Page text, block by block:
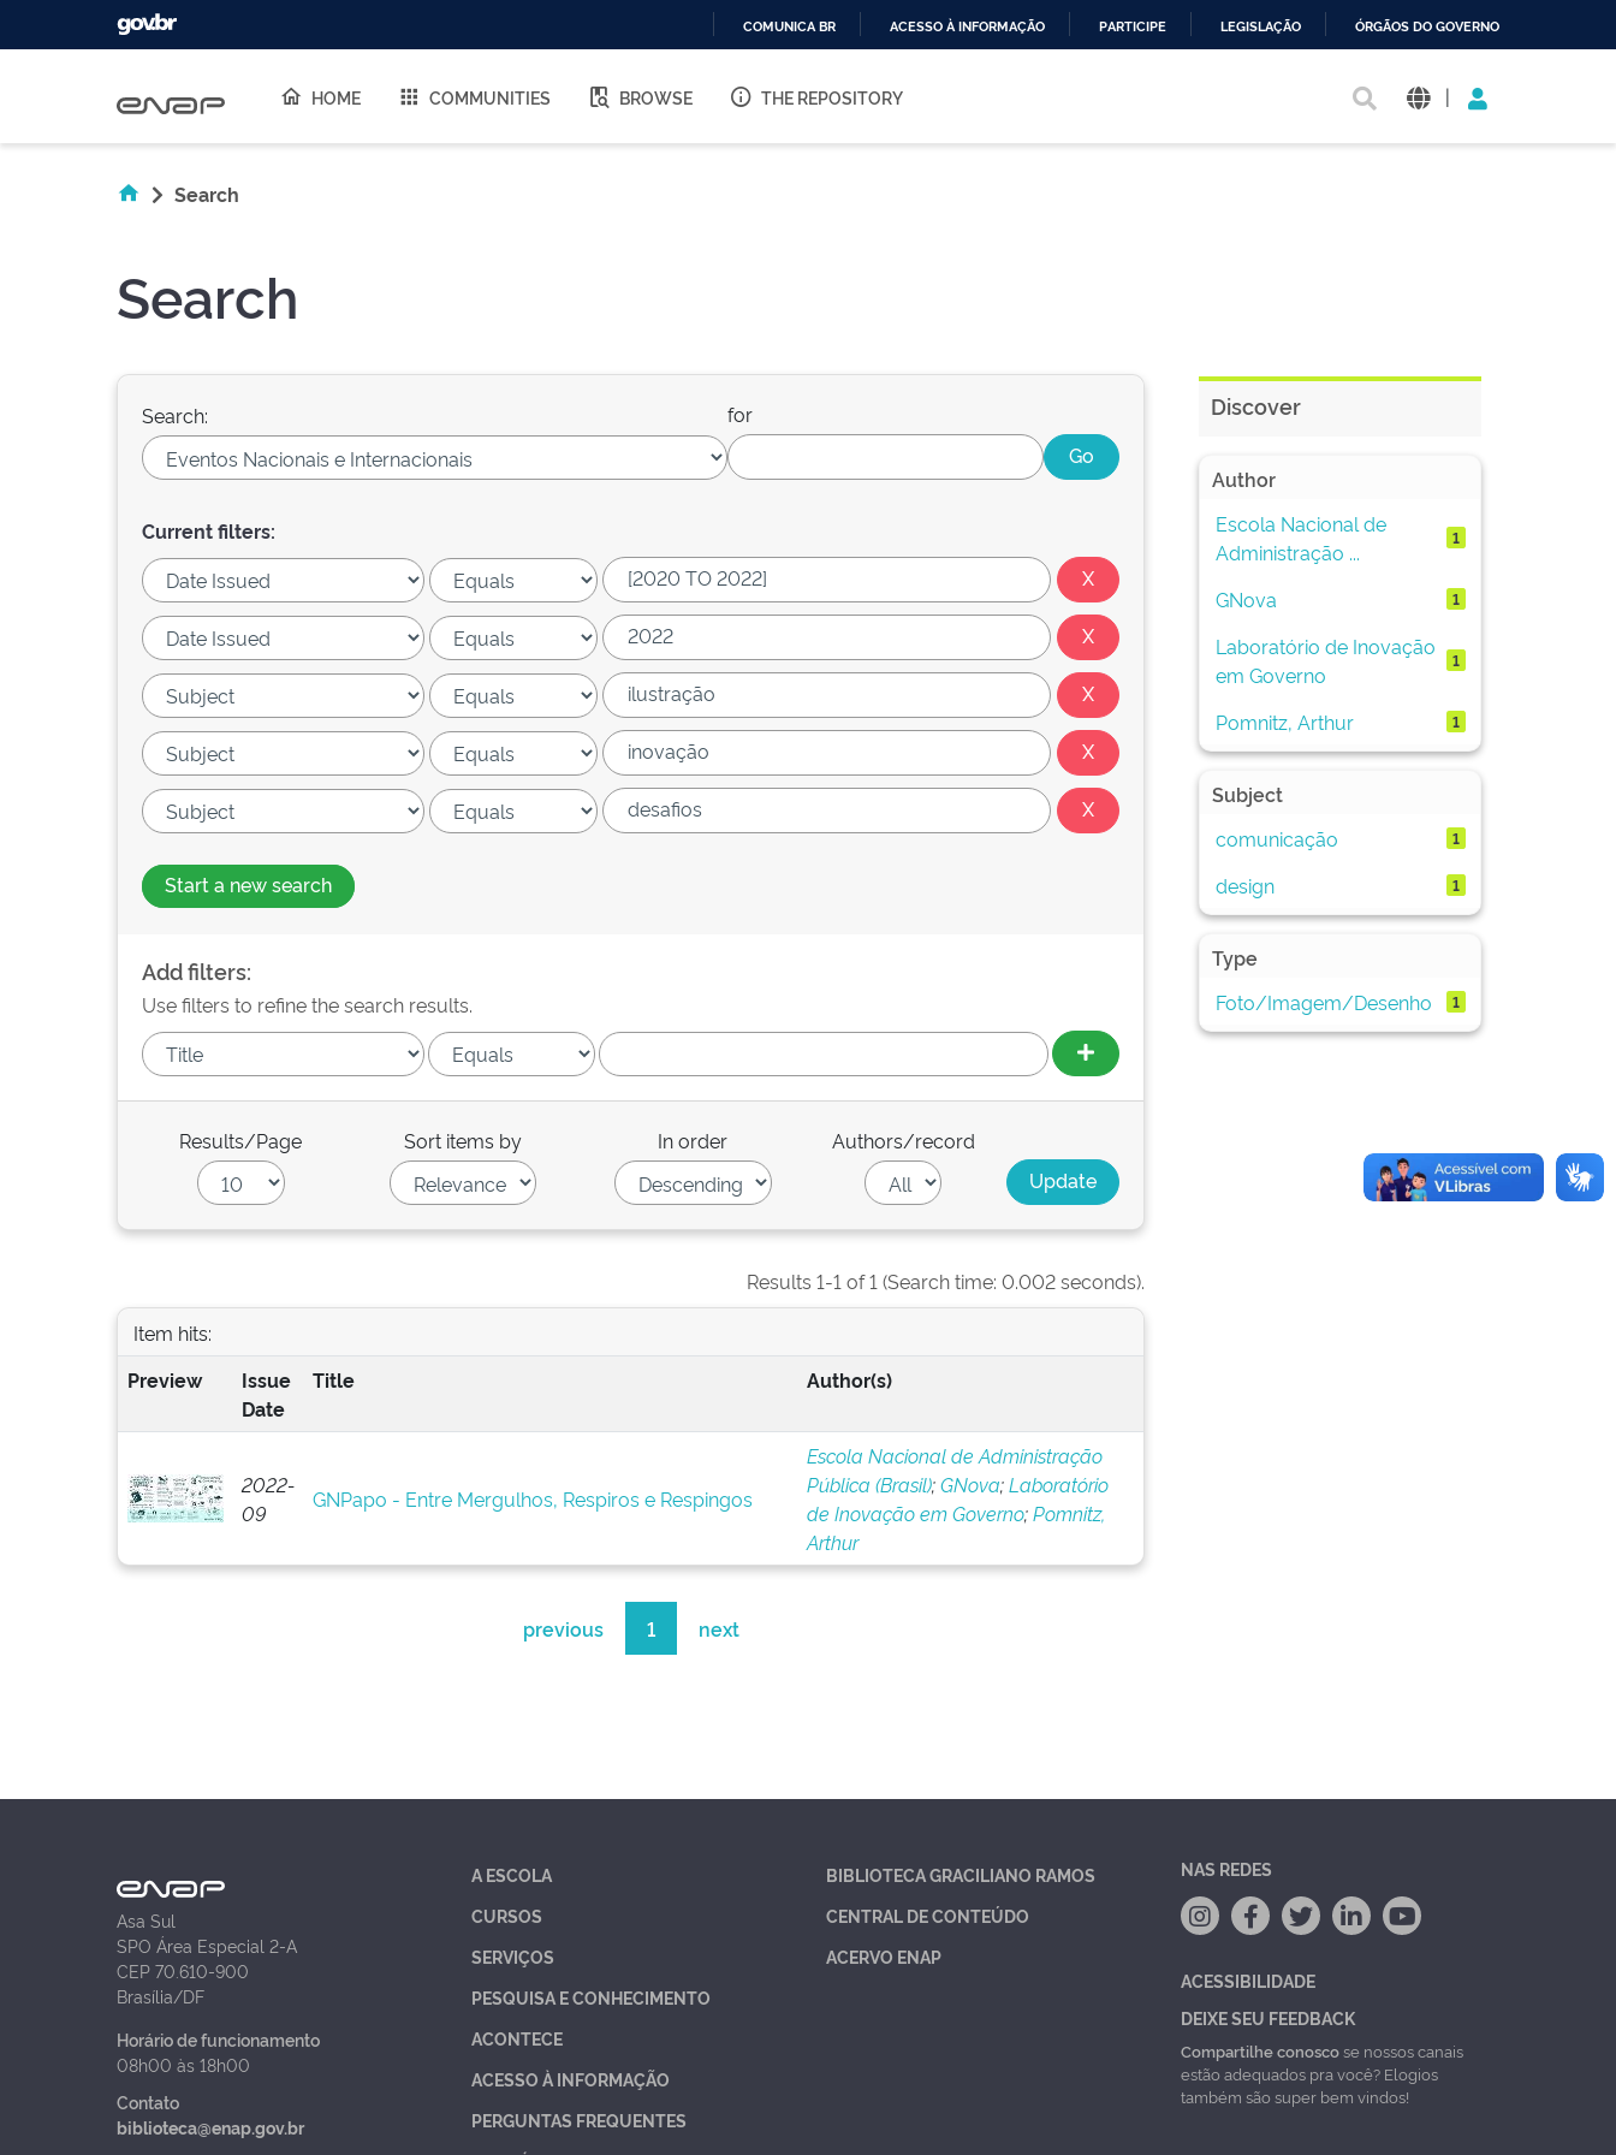
O
COMUNICA BR ACESSO À INFORMAÇÃO PARTICIPE LEGISLAÇÃO ÓRGÃOS DO GOVERNO
HOME COMMUNITIES BROWSE THE REPOSITORY |
Search
Search
Search: for
Current filters:
Start a new search
Add filters:
Use filters to refine the search results.
Results/Page Sort items by In order Authors/record
Results 1-1 of 1 (Search time: 0.002 seconds).
Item hits:
Preview
Issue
Date
Title Author(s)
2022-
09
GNPapo - Entre Mergulhos, Respiros e Respingos
Escola Nacional de Administração
Pública (Brasil);GNova;Laboratório
de Inovação em Governo;Pomnitz,
Arthur
previous 1 next
Discover
Author
Escola Nacional de
Administração ...
1
GNova 1
Laboratório de Inovação
em Governo
1
Pomnitz, Arthur 1
Subject
comunicação
1
design 1
Type
Foto/Imagem/Desenho
1
Asa Sul
SPO Área Especial 2-A
CEP 70.610-900
Brasília/DF
Horário de funcionamento
08h00 às 18h00
Contato
biblioteca@enap.gov.br
A ESCOLA
CURSOS
SERVIÇOS
PESQUISA E CONHECIMENTO
ACONTECE
ACESSO À INFORMAÇÃO
PERGUNTAS FREQUENTES
BIBLIOTECA GRACILIANO RAMOS
CENTRAL DE CONTEÚDO
ACERVO ENAP
NAS REDES
ACESSIBILIDADE
DEIXE SEU FEEDBACK
Compartilhe conoscose nossos canais
estão adequados pra você? Elogios
também são super bem vindos!